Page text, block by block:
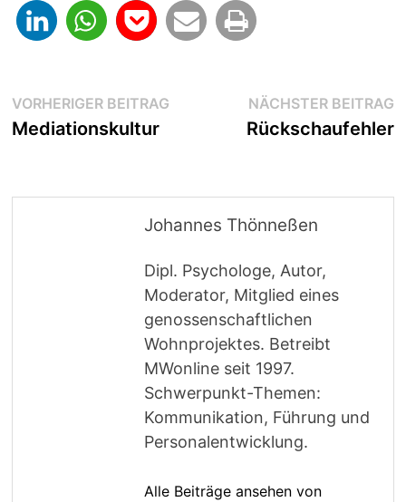
Beitragsnavigation
VORHERIGER BEITRAG Vorheriger
Mediationskultur
NÄCHSTER BEITRAG
Rückschaufehler
Johannes Thönneßen
Dipl. Psychologe, Autor,
Moderator, Mitglied eines
genossenschaftlichen
Wohnprojektes. Betreibt
MWonline seit 1997.
Schwerpunkt-Themen:
Kommunikation, Führung und
Personalentwicklung.
Alle Beiträge ansehen von